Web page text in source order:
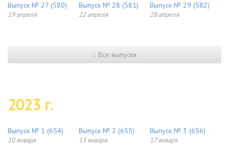
Выпуск № 27 (580)
19 апреля
Выпуск № 28 (581)
22 апреля
Выпуск № 29 (582)
28 апреля
↓ Все выпуски
2023 г.
Выпуск № 1 (654)
10 января
Выпуск № 2 (655)
13 января
Выпуск № 3 (656)
17 января